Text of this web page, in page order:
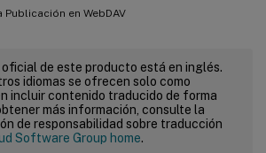
de este producto está en inglés.
idiomas se ofrecen solo como
incluir contenido traducido de forma
más información, consulte la
de responsabilidad sobre traducción
Software Group home.